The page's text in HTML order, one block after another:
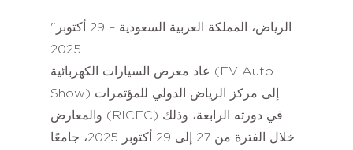
"الرياض، المملكة العربية السعودية – 29 أكتوبر
2025
عاد معرض السيارات الكهربائية (EV Auto
Show) إلى مركز الرياض الدولي للمؤتمرات
والمعارض (RICEC) في دورته الرابعة، وذلك
خلال الفترة من 27 إلى 29 أكتوبر 2025، جامعًا